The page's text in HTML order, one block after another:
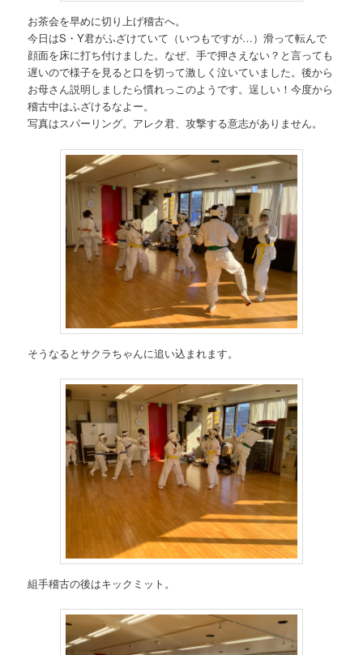
お茶会を早めに切り上げ稽古へ。
今日はS・Y君がふざけていて（いつもですが…）滑って転んで
顔面を床に打ち付けました。なぜ、手で押さえない？と言っても
遅いので様子を見ると口を切って激しく泣いていました。後から
お母さん説明しましたら慣れっこのようです。逞しい！今度から
稽古中はふざけるなよー。
写真はスパーリング。アレク君、攻撃する意志がありません。
そうなるとサクラちゃんに追い込まれます。
組手稽古の後はキックミット。